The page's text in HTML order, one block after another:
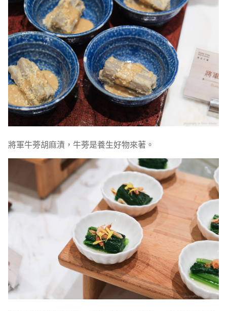
將軍牛蒡胡麻漬，牛蒡是養生好物來著。